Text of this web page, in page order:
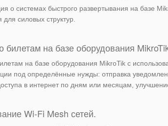
о системах быстрого развертывания на базе
для силовых структур.
билетам на базе оборудования
на базе оборудования MikroTik с
под определённые нужды: отправка
в интернет по дням или месяцам,
Wi-Fi Mesh сетей.